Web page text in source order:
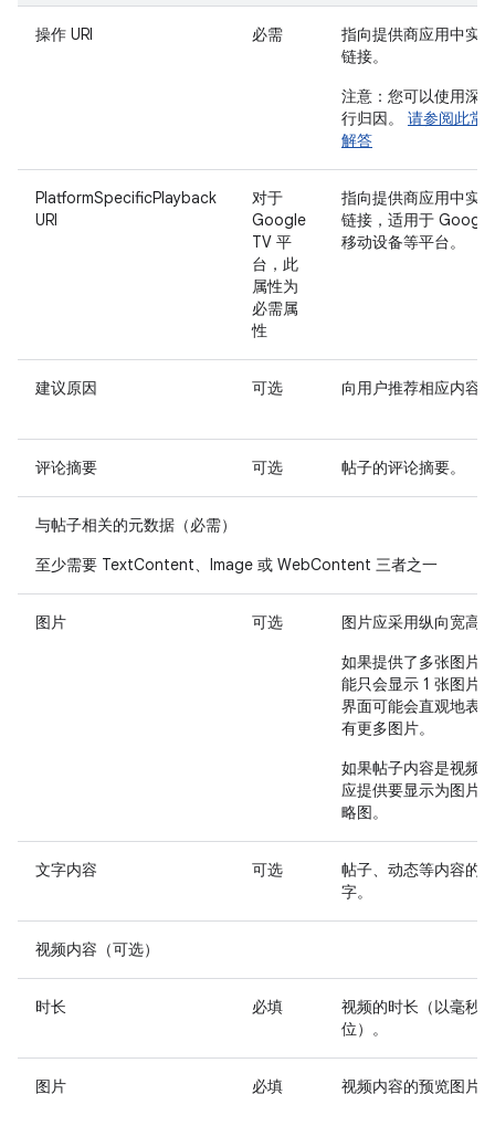
操作 URI 必需
指向提供商应用中实
链接。
注意：您可以使用深
行归因。 请参阅此常
解答
PlatformSpecificPlayback
URI
对于
Google
TV 平
台，此
属性为
必需属
性
指向提供商应用中实
链接，适用于
移动设备等平台。
建议原因 可选 向用户推荐相应内容
评论摘要 可选 帖子的评论摘要。
与帖子相关的元数据（必需）
至少需要 TextContent、Image 或 WebContent 三者之一
图片 可选 图片应采用纵向宽高比
如果提供了多张图片
能只会显示 1 张图片
界面可能会直观地表
有更多图片。
如果帖子内容是视频
应提供要显示为图片
略图。
文字内容 可选
帖子、动态等内容的
字。
视频内容（可选）
时长 必填
视频的时长（以毫秒
位）。
图片 必填 视频内容的预览图片。